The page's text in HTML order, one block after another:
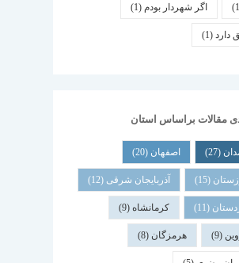
اگر شهردار بودم (1)
دارد(1)
مقالات براساس استان
(27) اصفهان (20)
(15) آذربایجان شرقی (12)
(11) کرمانشاه(9)
(9) هرمزگان (8)